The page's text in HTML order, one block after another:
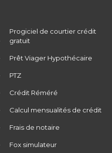
Progiciel de courtier crédit
gratuit
Prêt Viager Hypothécaire
PTZ
Crédit Réméré
Calcul mensualités de crédit
Frais de notaire
Fox simulateur